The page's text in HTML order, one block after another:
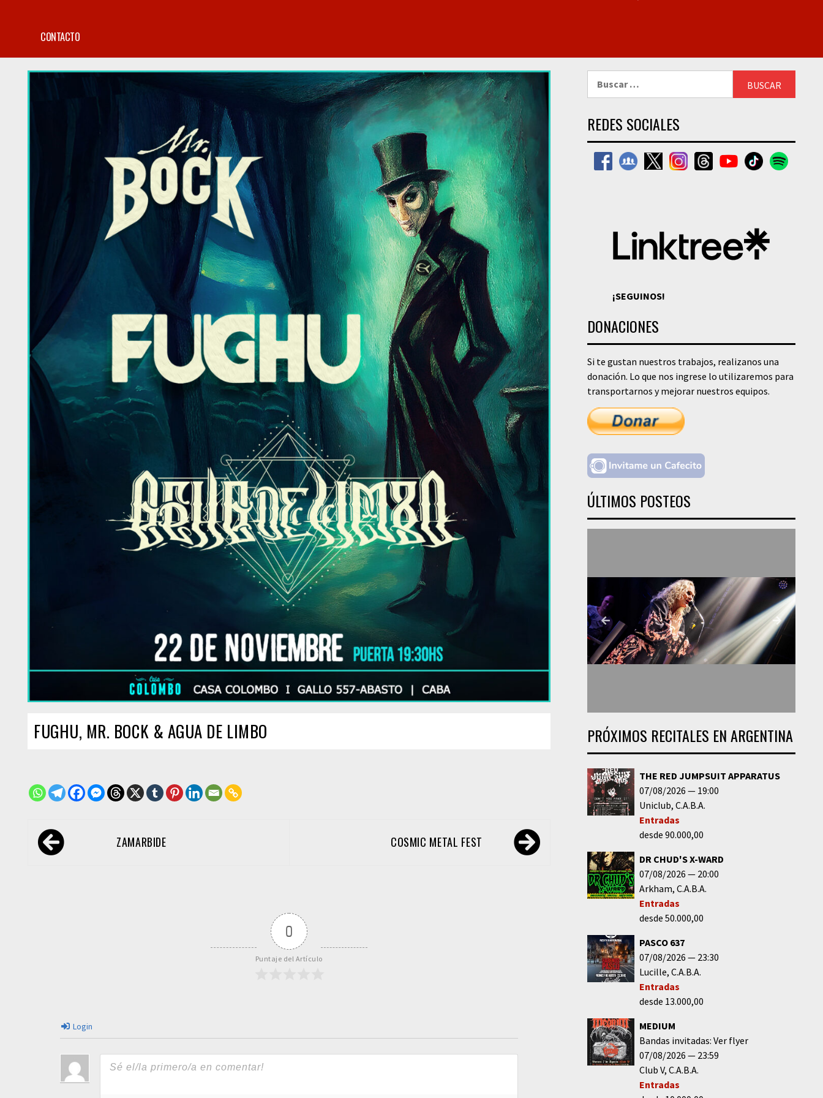
CONTACTO
FUGHU, MR. BOCK & AGUA DE LIMBO
Navegación
de ZAMARBIDE COSMIC METAL FEST
0
Puntaje del Artículo
Login
REDES SOCIALES
¡SEGUINOS!
DONACIONES
Si te gustan nuestros trabajos, realizanos una
donación. Lo que nos ingrese lo utilizaremos para
transportarnos y mejorar nuestros equipos.
ÚLTIMOS POSTEOS
PRÓXIMOS RECITALES EN ARGENTINA
THE RED JUMPSUIT APPARATUS
07/08/2026
19:00
Uniclub C.A.B.A.
Entradas
desde 90.000,00
DR CHUD'S X-WARD
07/08/2026
20:00
Arkham C.A.B.A.
Entradas
desde 50.000,00
PASCO 637
07/08/2026
23:30
Lucille C.A.B.A.
Entradas
desde 13.000,00
MEDIUM
Bandas invitadas: Ver flyer
07/08/2026
23:59
Club V C.A.B.A.
Entradas